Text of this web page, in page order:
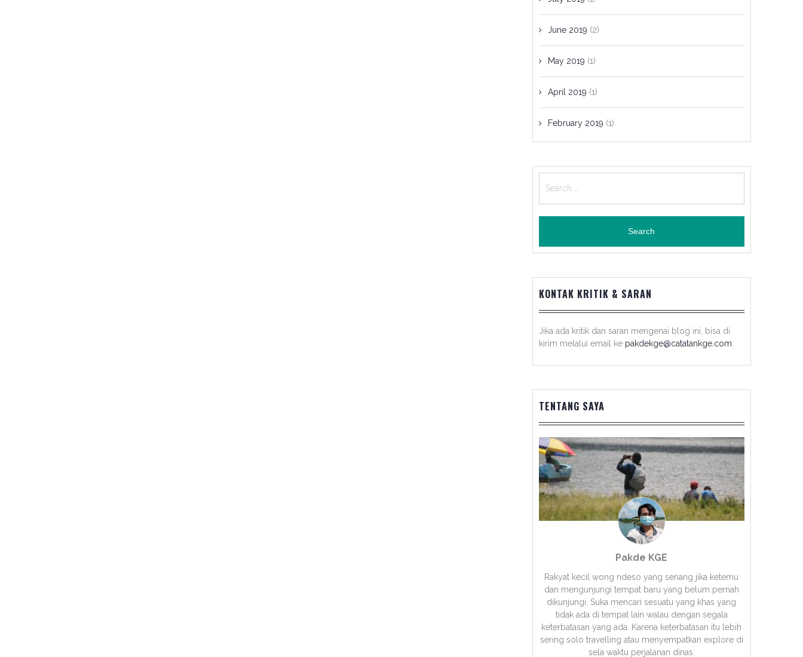
June 2019 (2)
May 2019 (1)
April 2019 (1)
February 2019 (1)
for:
KONTAK KRITIK & SARAN
Jika ada kritik dan saran mengenai blog ini, bisa di
kirim melalui email ke pakdekge@catatankge.com
TENTANG SAYA
Pakde KGE
Rakyat kecil wong ndeso yang senang jika ketemu
dan mengunjungi tempat baru yang belum pernah
dikunjungi. Suka mencari sesuatu yang khas yang
tidak ada di tempat lain walau dengan segala
keterbatasan yang ada. Karena keterbatasan itu lebih
sering solo travelling atau menyempatkan explore di
sela waktu perjalanan dinas.